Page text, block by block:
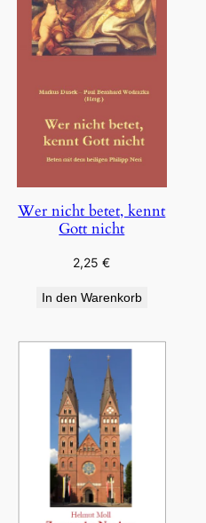
Wer nicht betet, kennt
Gott nicht
2,25€
In den Warenkorb